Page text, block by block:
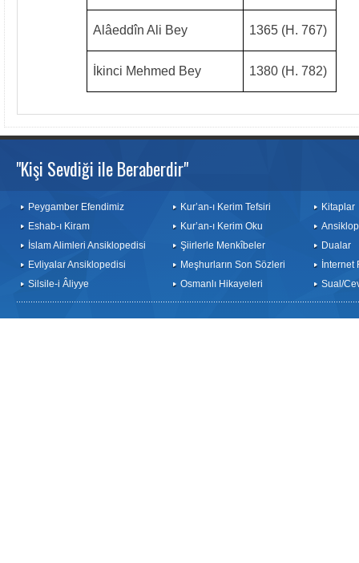
Alâeddîn Ali Bey 1365 (H. 767)
İkinci Mehmed Bey 1380 (H. 782)
"Kişi Sevdiği ile Beraberdir"
Peygamber Efendimiz
Eshab-ı Kiram
İslam Alimleri Ansiklopedisi
Evliyalar Ansiklopedisi
Silsile-i Âliyye
Kur’an-ı Kerim Tefsiri
Kur’an-ı Kerim Oku
Şiirlerle Menkîbeler
Meşhurların Son Sözleri
Osmanlı Hikayeleri
Kitaplar
Dualar
İnternet
Sual/